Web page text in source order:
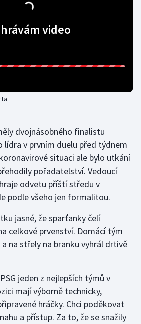
video
dvojnásobného finalistu
lídra v prvním duelu před týdnem
situaci ale bylo utkání
pořadatelství. Vedoucí
odvetu příští středu v
podle všeho jen formalitou.
jasné, že sparťanky čelí
celkové prvenství. Domácí tým
na střely na branku vyhrál drtivě
jeden z nejlepších týmů v
mají výborně technicky,
hráčky. Chci poděkovat
a přístup. Za to, že se snažily